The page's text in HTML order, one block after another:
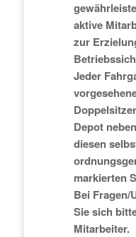
aktive
zur
Jeder
Depot
diesen
markierten
Bei Fragen/
Sie sich
Mitarbeiter.